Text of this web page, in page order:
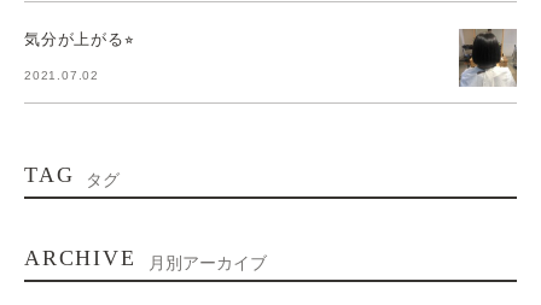
気分が上がる⭐︎
2021.07.02
TAG タグ
ARCHIVE 月別アーカイブ